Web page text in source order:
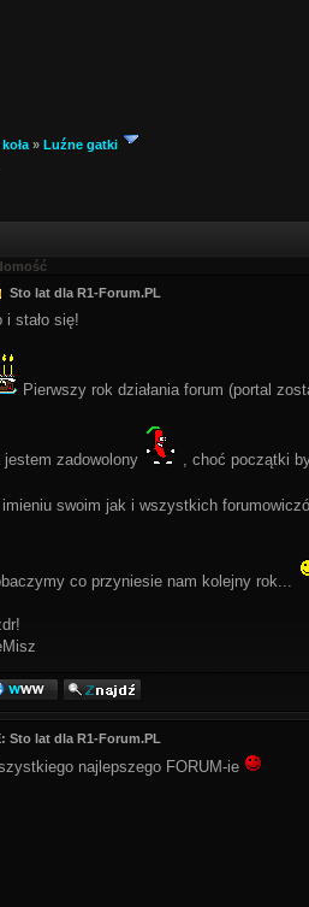
» Luźne gatki
Sto lat dla R1-Forum.PL
i stało się!
Pierwszy rok działania forum (portal
jestem zadowolony , choć początki
swoim jak i wszystkich
co przyniesie nam kolejny rok...
Sto lat dla R1-Forum.PL
najlepszego FORUM-ie